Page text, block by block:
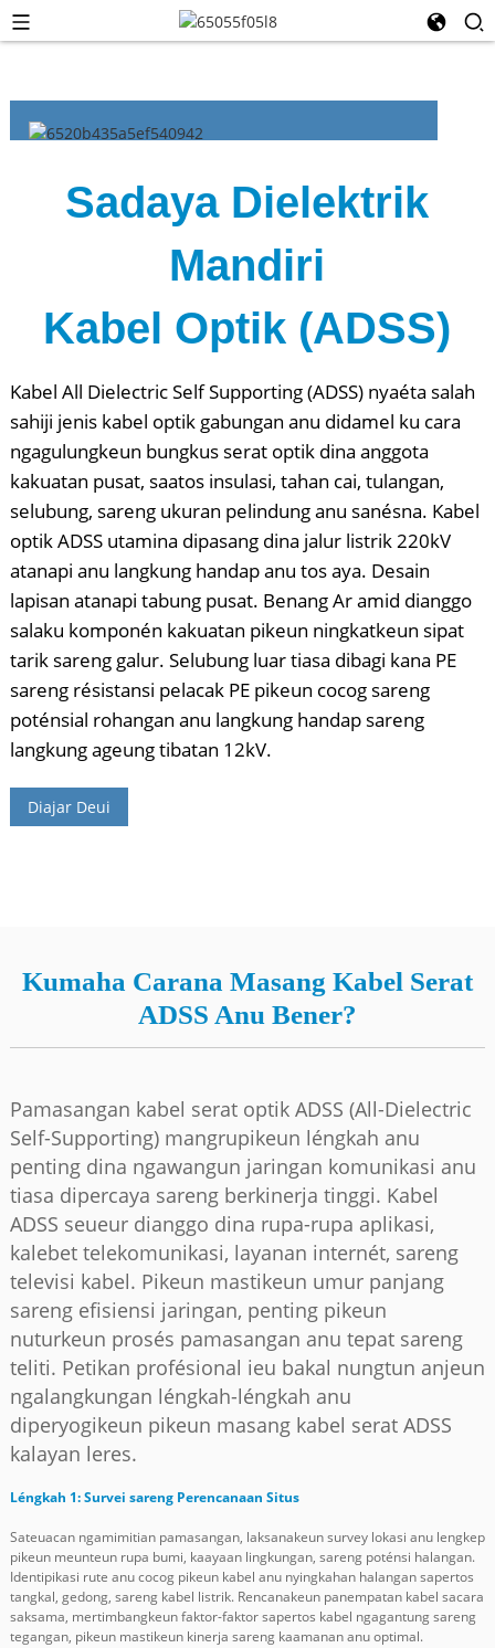
Sadaya Dielektrik
Mandiri
Kabel Optik (ADSS)
Kabel All Dielectric Self Supporting (ADSS) nyaéta salah
sahiji jenis kabel optik gabungan anu didamel ku cara
ngagulungkeun bungkus serat optik dina anggota
kakuatan pusat, saatos insulasi, tahan cai, tulangan,
selubung, sareng ukuran pelindung anu sanésna. Kabel
optik ADSS utamina dipasang dina jalur listrik 220kV
atanapi anu langkung handap anu tos aya. Desain
lapisan atanapi tabung pusat. Benang Ar amid dianggo
salaku komponén kakuatan pikeun ningkatkeun sipat
tarik sareng galur. Selubung luar tiasa dibagi kana PE
sareng résistansi pelacak PE pikeun cocog sareng
poténsial rohangan anu langkung handap sareng
langkung ageung tibatan 12kV.
Diajar Deui
Kumaha Carana Masang Kabel Serat
ADSS Anu Bener?
Pamasangan kabel serat optik ADSS (All-Dielectric
Self-Supporting) mangrupikeun léngkah anu
penting dina ngawangun jaringan komunikasi anu
tiasa dipercaya sareng berkinerja tinggi. Kabel
ADSS seueur dianggo dina rupa-rupa aplikasi,
kalebet telekomunikasi, layanan internét, sareng
televisi kabel. Pikeun mastikeun umur panjang
sareng efisiensi jaringan, penting pikeun
nuturkeun prosés pamasangan anu tepat sareng
teliti. Petikan profésional ieu bakal nungtun anjeun
ngalangkungan léngkah-léngkah anu
diperyogikeun pikeun masang kabel serat ADSS
kalayan leres.
Léngkah 1: Survei sareng Perencanaan Situs
Sateuacan ngamimitian pamasangan, laksanakeun survey lokasi anu lengkep
pikeun meunteun rupa bumi, kaayaan lingkungan, sareng poténsi halangan.
Identipikasi rute anu cocog pikeun kabel anu nyingkahan halangan sapertos
tangkal, gedong, sareng kabel listrik. Rencanakeun panempatan kabel sacara
saksama, mertimbangkeun faktor-faktor sapertos kabel ngagantung sareng
tegangan, pikeun mastikeun kinerja sareng kaamanan anu optimal.